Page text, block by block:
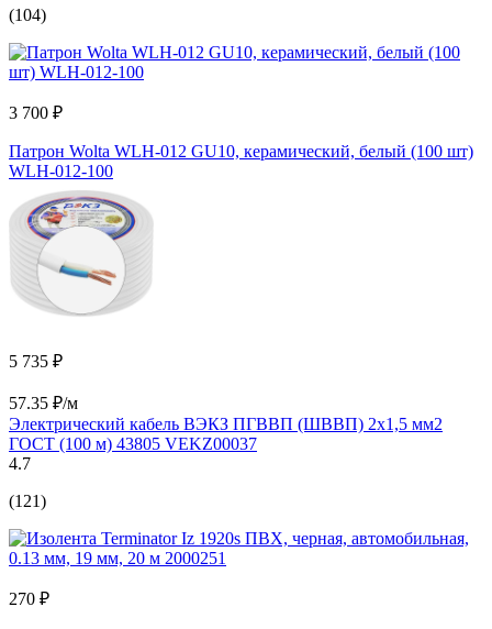
(104)
3 700 ₽
Патрон Wolta WLH-012 GU10, керамический, белый (100 шт)
WLH-012-100
5 735 ₽
57.35 ₽/м
Электрический кабель ВЭКЗ ПГВВП (ШВВП) 2x1,5 мм2
ГОСТ (100 м) 43805 VEKZ00037
4.7
(121)
270 ₽